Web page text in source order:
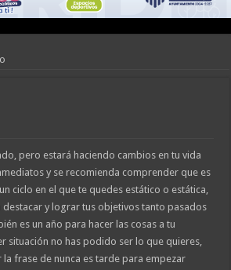
pero estará haciendo cambios en tu vida
y se recomienda comprender que es
ciclo en el que te quedes estático o estática,
y lograr tus objetivos tanto pasados
es un año para hacer las cosas a tu
situación no has podido ser lo que quieres,
la frase de nunca es tarde para empezar